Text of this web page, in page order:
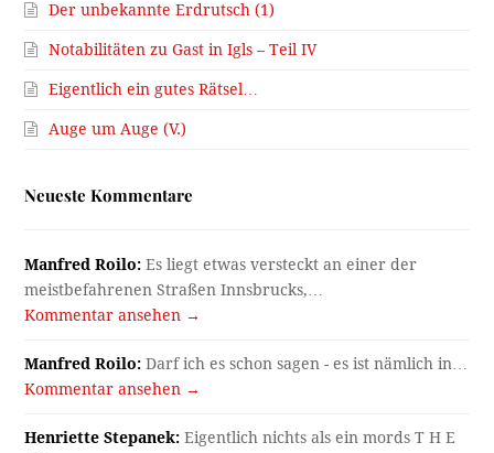
Der unbekannte Erdrutsch (1)
Notabilitäten zu Gast in Igls – Teil IV
Eigentlich ein gutes Rätsel…
Auge um Auge (V.)
Neueste Kommentare
Manfred Roilo: Es liegt etwas versteckt an einer der
meistbefahrenen Straßen Innsbrucks,…
Kommentar ansehen →
Manfred Roilo: Darf ich es schon sagen - es ist nämlich in…
Kommentar ansehen →
Henriette Stepanek: Eigentlich nichts als ein mords T H E